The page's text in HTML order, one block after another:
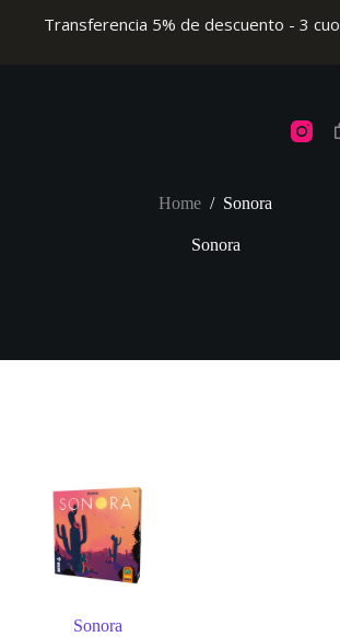
Transferencia 5% de descuento - 3
Home / Sonora
Sonora
Sonora